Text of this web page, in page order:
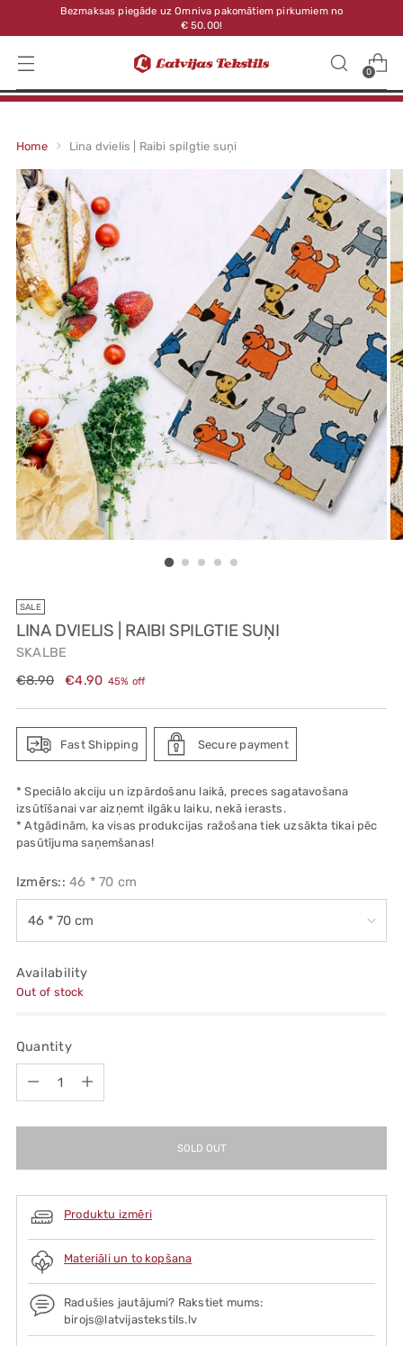
Bezmaksas piegāde uz Omniva pakomātiem pirkumiem no
€ 50.00!
0
Home Lina dvielis | Raibi spilgtie suņi
SALE
LINA DVIELIS | RAIBI SPILGTIE SUŅI
SKALBE
Regular
€8.90 €4.90 45% off
Fast Shipping Secure payment
* Speciālo akciju un izpārdošanu laikā, preces sagatavošana
izsūtīšanai var aizņemt ilgāku laiku, nekā ierasts.
* Atgādinām, ka visas produkcijas ražošana tiek uzsākta tikai pēc
pasūtījuma saņemšanas!
Izmērs:: 46 * 70 cm
Availability
Out of stock
Quantity
SOLD OUT
Produktu izmēri
Materiāli un to kopšana
Radušies jautājumi? Rakstiet mums:
birojs@latvijastekstils.lv